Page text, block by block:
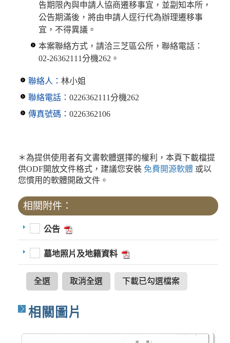
告期限內與申請人協商遷移事宜，並副知本所，
公告期滿後，將由申請人逕行代為辦理遷移事
宜，不得異議。
本案聯絡方式，請洽三芝區公所，聯絡電話：
02-26362111分機262。
聯絡人： 林小姐
聯絡電話： 0226362111分機262
傳真號碼： 0226362106
＊為提供使用者有文書軟體選擇的權利，本頁下載檔提
供ODF開放文件格式，建議您安裝 免費開源軟體 或以
您慣用的軟體開啟文件。
相關附件：
公告
墓地照片及地籍資料
全選 取消全選 下載已勾選檔案
相關圖片